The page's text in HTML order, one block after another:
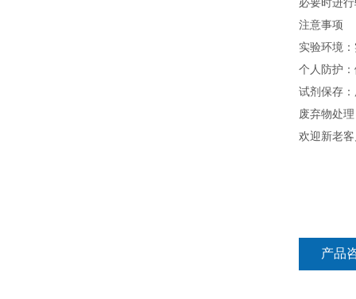
注意事项
实验环境
个人防护
试剂保存
废弃物处
欢迎新老
产品